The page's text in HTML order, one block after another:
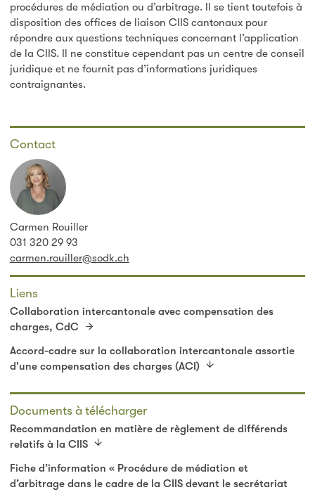
procédures de médiation ou d’arbitrage. Il se tient toutefois à
disposition des offices de liaison CIIS cantonaux pour
répondre aux questions techniques concernant l’application
de la CIIS. Il ne constitue cependant pas un centre de conseil
juridique et ne fournit pas d’informations juridiques
contraignantes.
Contact
Carmen Rouiller
031 320 29 93
carmen.rouiller@sodk.ch
Liens
Collaboration intercantonale avec compensation des
charges, CdC
Accord-cadre sur la collaboration intercantonale assortie
d'une compensation des charges (ACI)
Documents à télécharger
Recommandation en matière de règlement de différends
relatifs à la CIIS
Fiche d’information « Procédure de médiation et
d’arbitrage dans le cadre de la CIIS devant le secrétariat